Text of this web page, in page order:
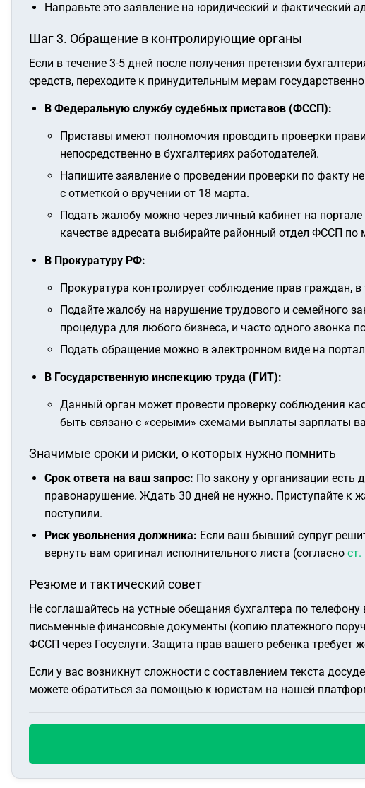
Направьте это заявление на юридический и фактический
Шаг 3. Обращение в контролирующие органы
Если в течение 3-5 дней после получения претензии
средств, переходите к принудительным мерам
В Федеральную службу судебных приставов (ФССП):
Приставы имеют полномочия проводить проверки
непосредственно в бухгалтериях работодателей.
Напишите заявление о проведении проверки по факту
с отметкой о вручении от 18 марта.
Подать жалобу можно через личный кабинет на портале
качестве адресата выбирайте районный отдел ФССП по
В Прокуратуру РФ:
Прокуратура контролирует соблюдение прав граждан,
Подайте жалобу на нарушение трудового и семейного
процедура для любого бизнеса, и часто одного звонка
Подать обращение можно в электронном виде на
В Государственную инспекцию труда (ГИТ):
Данный орган может провести проверку соблюдения
быть связано с «серыми» схемами выплаты зарплаты
Значимые сроки и риски, о которых нужно помнить
Срок ответа на ваш запрос: По закону у организации
правонарушение. Ждать 30 дней не нужно. Приступайте к
поступили.
Риск увольнения должника: Если ваш бывший супруг
вернуть вам оригинал исполнительного листа (согласно
Резюме и тактический совет
Не соглашайтесь на устные обещания бухгалтера по телефону
письменные финансовые документы (копию платежного
ФССП через Госуслуги. Защита прав вашего ребенка требует
Если у вас возникнут сложности с составлением текста
можете обратиться за помощью к юристам на нашей